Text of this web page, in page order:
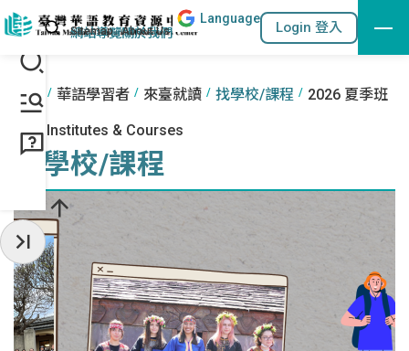
跳到主要內容區塊
::: 站內搜尋
網站導覽關於我們
Language
Login 登入
:::
首頁 華語學習者 來臺就讀 找學校/課程 2026 夏季班
Find Institutes & Courses
找學校/課程
收起常用服務